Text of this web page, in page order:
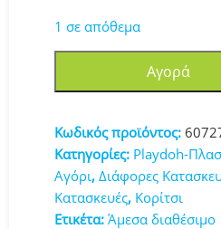
1 σε απόθεμα
Φάρμας
(6072781)
ποσότητα
Αγορά
Κωδικός προϊόντος:
Κατηγορίες: Playdoh-
Αγόρι, Διάφορες
Κατασκευές, Κορίτσι
Ετικέτα: Άμεσα διαθέσιμο